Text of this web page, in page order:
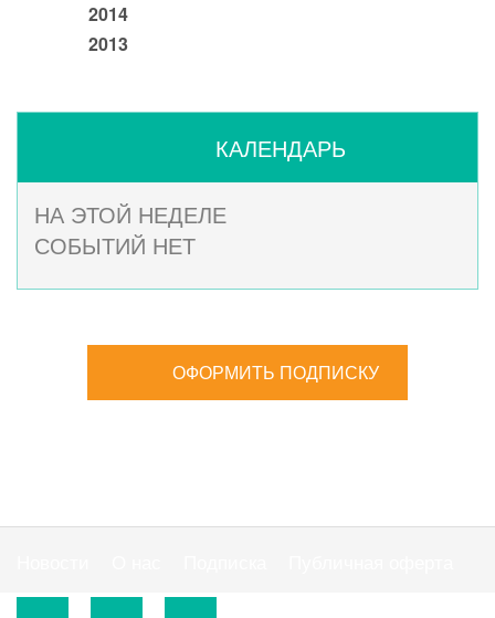
2014
2013
КАЛЕНДАРЬ
НА ЭТОЙ НЕДЕЛЕ
СОБЫТИЙ НЕТ
ОФОРМИТЬ ПОДПИСКУ